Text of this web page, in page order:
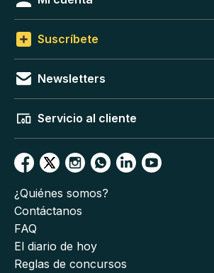
Suscríbete
Newsletters
Servicio al cliente
¿Quiénes somos?
Contáctanos
FAQ
El diario de hoy
Reglas de concursos